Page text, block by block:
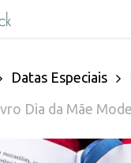
Datas Especiais
Dia da Mãe